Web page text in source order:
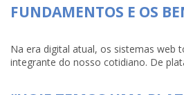
FUNDAMENTOS E OS
Na era digital atual, os sistemas web
integrante do nosso cotidiano. De